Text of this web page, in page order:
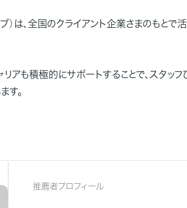
ブ）は、全国のクライアント企業さまのもと
アも積極的にサポートすることで、スタッ
す。
推薦者プロフィール